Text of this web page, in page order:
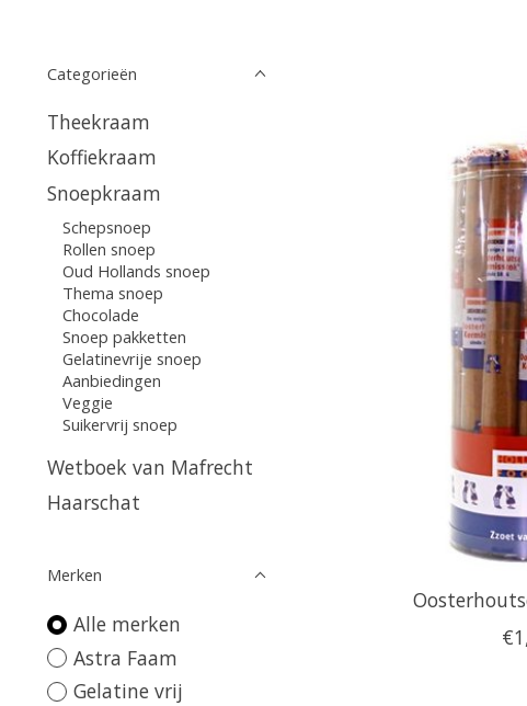
Categorieën
Theekraam
Koffiekraam
Snoepkraam
Schepsnoep
Rollen snoep
Oud Hollands snoep
Thema snoep
Chocolade
Snoep pakketten
Gelatinevrije snoep
Aanbiedingen
Veggie
Suikervrij snoep
Wetboek van Mafrecht
Haarschat
Merken
Alle merken
Astra Faam
Gelatine vrij